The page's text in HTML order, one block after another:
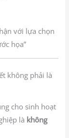
không phải là
cho sinh hoạt
là không